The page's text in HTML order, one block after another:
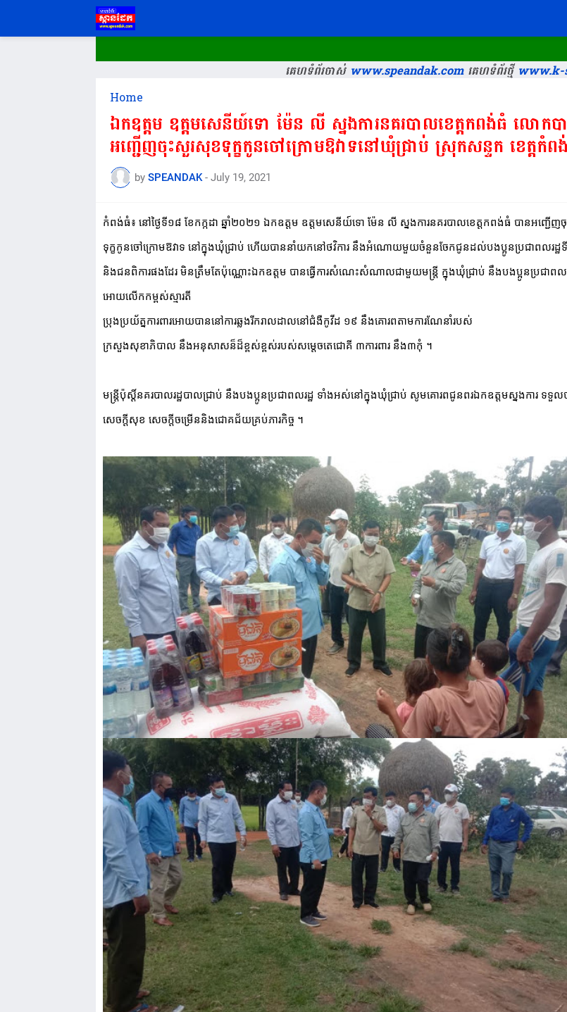
គេហទំព័រចាស់www.speandak.comគេហទំព័រថ្មីwww.k-
Home
ឯកឧត្តម ឧត្តមសេនីយ៍ទោ ម៉ែន លី ស្នងការនគរបាលខេត្តកពង់ធំ លោកប
អញ្ជើញចុះសួរសុខទុក្ខកូនចៅក្រោមឱវាទនៅឃុំជ្រាប់ ស្រុកសន្ទុក ខេត្តកំព
by SPEANDAK - July 19, 2021
កំពង់ធំ៖ នៅថ្ងៃទី១៨ ខែកក្កដា ឆ្នាំ២០២១ ឯកឧត្តម ឧត្តមសេនីយ៍ទោ ម៉ែន លី ស្នងការនគរបាលខេត្តកពង់ធំ បានអញ្ជើ
ទុក្ខកូនចៅក្រោមឱវាទ នៅក្នុងឃុំជ្រាប់​ ហើយបាននាំយកនៅថវិការ នឹងអំណោយ​​មួយ​ចំនួន​ចែក​ជូនដល់បងប្អូនប្រជាពលរដ្ឋ
និងជនពិការផងដែរ មិនត្រឹមតែប៉ុណ្ណោះឯកឧត្តម បានធ្វើការសំណេះសំណាលជាមួយមន្ត្រី ក្នុងឃុំជ្រាប់ នឹងបងប្អូនប្រជាពលរ
អោយលើកកម្ពស់ស្មារតី
ប្រុងប្រយ័ត្នការពារអោយបាននៅការឆ្លងរីករាលដាលនៅជំងឺកូវីដ ១៩ នឹងគោរពតាមការណែនាំរបស់
ក្រសួងសុខាភិបាល នឹងអនុសាសន៏ដ៏ខ្ពស់ខ្ពស់របស់សម្តេចតេជោគី ៣ការពារ នឹង៣កុំ ។
មន្ត្រីប៉ុស្តិ៍នគរបាលរដ្ឋបាលជ្រាប់ នឹងបងប្អូនប្រជាពលរដ្ឋ ទាំងអស់នៅក្នុងឃុំជ្រាប់ សូមគោរពជូនពរ​ឯក​ឧត្តមស្នងការ ទទួល
សេចក្តីសុខ សេចក្តីចម្រើននិងជោគជ័យគ្រប់ភារ​កិច្ច ។